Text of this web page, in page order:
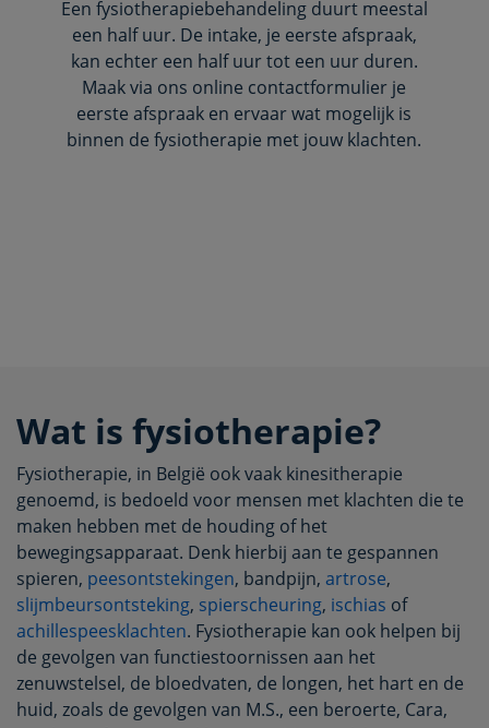
Een fysiotherapiebehandeling duurt meestal
een half uur. De intake, je eerste afspraak,
kan echter een half uur tot een uur duren.
Maak via ons online contactformulier je
eerste afspraak en ervaar wat mogelijk is
binnen de fysiotherapie met jouw klachten.
Wat is fysiotherapie?
Fysiotherapie, in België ook vaak kinesitherapie
genoemd, is bedoeld voor mensen met klachten die te
maken hebben met de houding of het
bewegingsapparaat. Denk hierbij aan te gespannen
spieren, peesontstekingen, bandpijn, artrose,
slijmbeursontsteking, spierscheuring, ischias of
achillespeesklachten. Fysiotherapie kan ook helpen bij
de gevolgen van functiestoornissen aan het
zenuwstelsel, de bloedvaten, de longen, het hart en de
huid, zoals de gevolgen van M.S., een beroerte, Cara,